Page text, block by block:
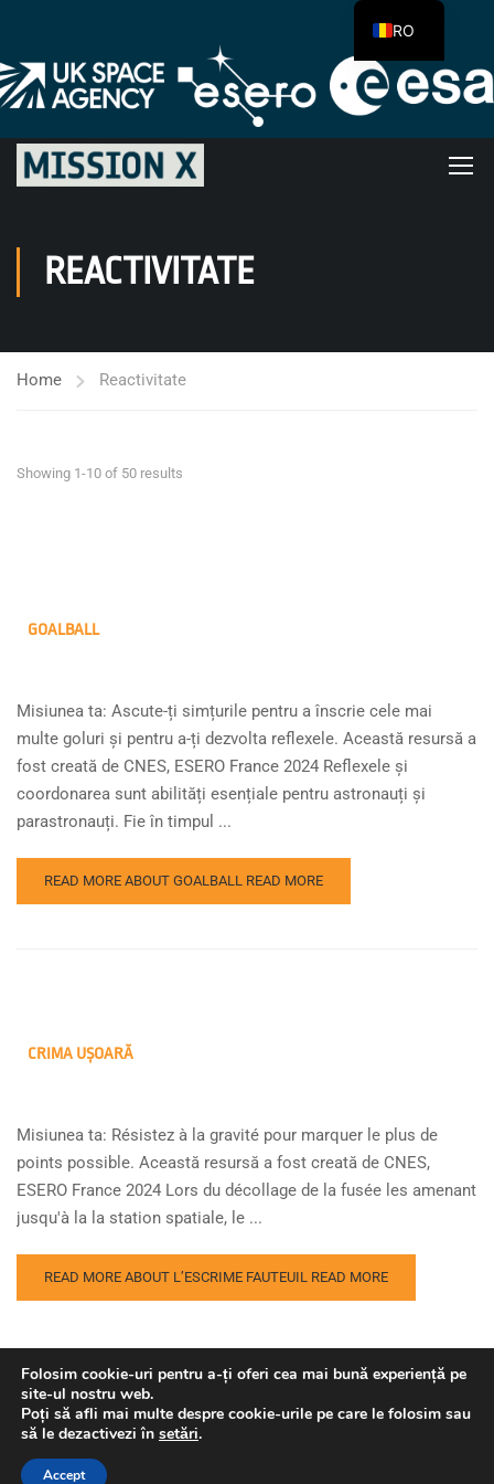
REACTIVITATE
Home Reactivitate
Showing 1-10 of 50 results
GOALBALL
Misiunea ta: Ascute-ți simțurile pentru a înscrie cele mai
multe goluri și pentru a-ți dezvolta reflexele. Această resursă a
fost creată de CNES, ESERO France 2024 Reflexele și
coordonarea sunt abilități esențiale pentru astronauți și
parastronauți. Fie în timpul ...
READ MORE ABOUT GOALBALL READ MORE
CRIMA UȘOARĂ
Misiunea ta: Résistez à la gravité pour marquer le plus de
points possible. Această resursă a fost creată de CNES,
ESERO France 2024 Lors du décollage de la fusée les amenant
jusqu'à la la station spatiale, le ...
READ MORE ABOUT L’ESCRIME FAUTEUIL READ MORE
Copyright © Agenția Spațială Europeană. Toate drepturile
rezervate.
Folosim cookie-uri pentru a-ți oferi cea mai bună experiență pe
site-ul nostru web.
Poți să afli mai multe despre cookie-urile pe care le folosim sau
să le dezactivezi în setări.
Accept
RO